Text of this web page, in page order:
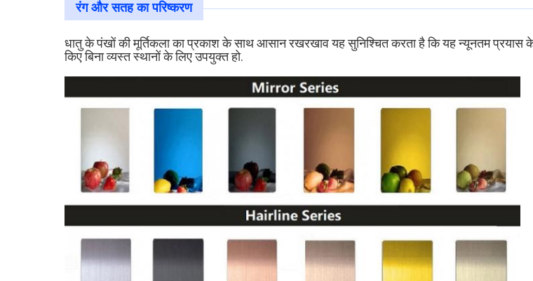
रंग और सतह का परिष्करण
धातु के पंखों की मूर्तिकला का प्रकाश के साथ आसान रखरखाव यह सुनिश्चित करता है कि यह न्यूनतम
किए बिना व्यस्त स्थानों के लिए उपयुक्त हो.